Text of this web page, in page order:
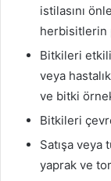
istilasını
herbisitlerin
Bitkileri
veya
ve bitki
Bitkileri
Satışa veya
yaprak ve